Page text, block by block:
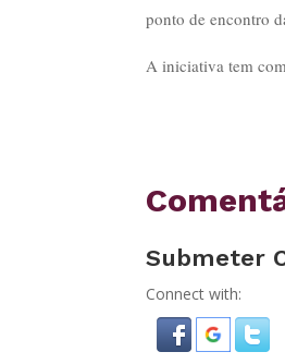
ponto de encontro
A iniciativa tem
Submeter
Connect with: